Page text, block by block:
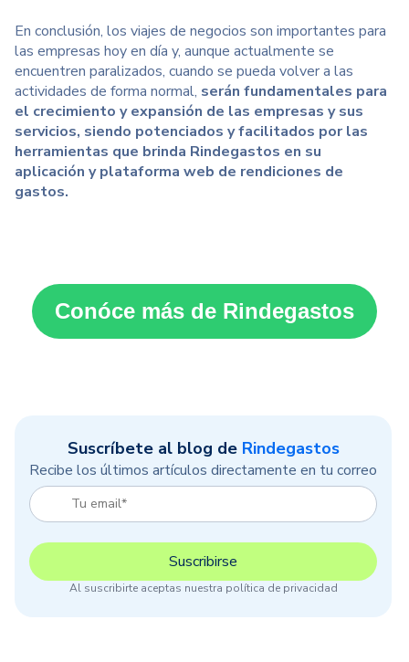
Suscríbete al blog de Rindegastos
Recibe los últimos artículos directamente en tu correo
Al suscribirte aceptas nuestra política de privacidad
En conclusión, los viajes de negocios son importantes para
las empresas hoy en día y, aunque actualmente se
encuentren paralizados, cuando se pueda volver a las
actividades de forma normal, serán fundamentales para
el crecimiento y expansión de las empresas y sus
servicios, siendo potenciados y facilitados por las
herramientas que brinda Rindegastos en su
aplicación y plataforma web de rendiciones de
gastos.
Conóce más de Rindegastos